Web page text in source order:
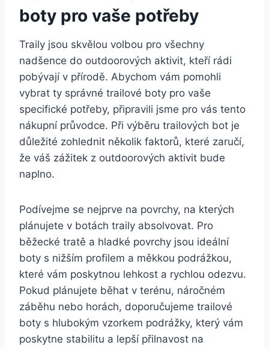
boty pro vaše ‌potřeby
Traily jsou skvělou volbou pro všechny
nadšence do outdoorových aktivit, kteří rádi
pobývají v přírodě. Abychom vám pomohli
vybrat ty správné trailové boty pro vaše
specifické potřeby, ⁤připravili jsme pro vás tento
nákupní průvodce. Při výběru trailových bot ⁢je
důležité zohlednit ‍několik ‌faktorů,⁢ které​ zaručí,
že ⁢váš zážitek z‌ outdoorových aktivit bude‍
naplno.
Podívejme se nejprve⁣ na ‍povrchy, ‍na kterých
plánujete v botách traily absolvovat. ‍Pro
běžecké tratě a hladké povrchy jsou ideální
boty s nižším profilem a měkkou podrážkou,
které vám ‌poskytnou lehkost a rychlou odezvu.
Pokud plánujete běhat v terénu, náročném
záběhu nebo⁤ horách, ​doporučujeme trailové
boty⁤ s hlubokým ​vzorkem podrážky, který vám
poskytne⁢ stabilitu a lepší přilnavost na